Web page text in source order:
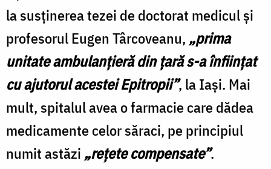
la susținerea tezei de doctorat medicul și
profesorul Eugen Târcoveanu, „prima
unitate ambulanțieră din țară s-a înființat
cu ajutorul acestei Epitropii”, la Iași. Mai
mult, spitalul avea o farmacie care dădea
medicamente celor săraci, pe principiul
numit astăzi „rețete compensate”.